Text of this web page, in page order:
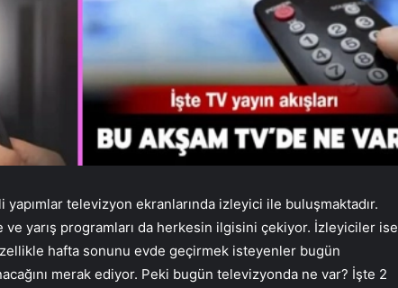
televizyon ekranlarında izleyici ile buluşmaktadır.
yarış programları da herkesin ilgisini çekiyor. İzleyiciler ise
Özellikle hafta sonunu evde geçirmek isteyenler bugün
merak ediyor. Peki bugün televizyonda ne var? İşte 2